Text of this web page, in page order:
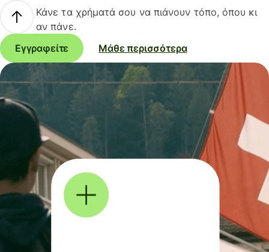
Κάνε τα χρήματά σου να πιάνουν τόπο, όπου κι
αν πάνε.
Εγγραφείτε
Μάθε περισσότερα